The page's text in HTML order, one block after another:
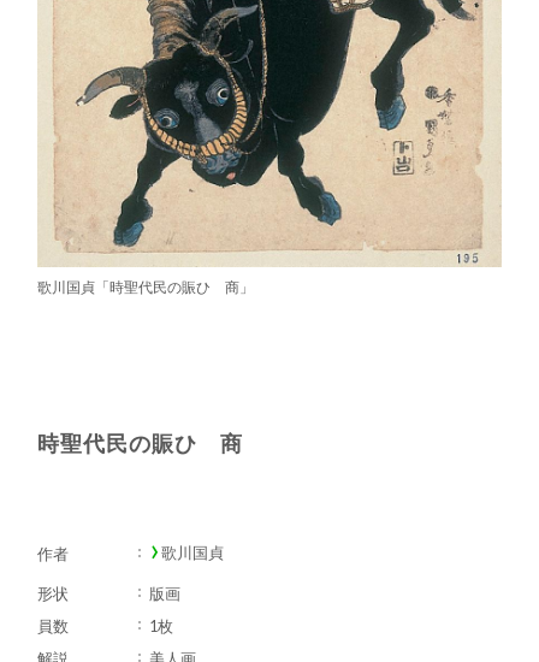
歌川国貞「時聖代民の賑ひ 商」
時聖代民の賑ひ 商
作者 歌川国貞
形状
版画
員数
1枚